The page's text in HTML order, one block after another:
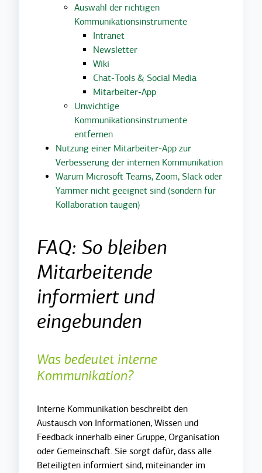
Auswahl der richtigen
Kommunikationsinstrumente
Intranet
Newsletter
Wiki
Chat-Tools & Social Media
Mitarbeiter-App
Unwichtige
Kommunikationsinstrumente
entfernen
Nutzung einer Mitarbeiter-App zur
Verbesserung der internen Kommunikation
Warum Microsoft Teams, Zoom, Slack oder
Yammer nicht geeignet sind (sondern für
Kollaboration taugen)
FAQ: So bleiben
Mitarbeitende
informiert und
eingebunden
Was bedeutet interne
Kommunikation?
Interne Kommunikation beschreibt den
Austausch von Informationen, Wissen und
Feedback innerhalb einer Gruppe, Organisation
oder Gemeinschaft. Sie sorgt dafür, dass alle
Beteiligten informiert sind, miteinander im